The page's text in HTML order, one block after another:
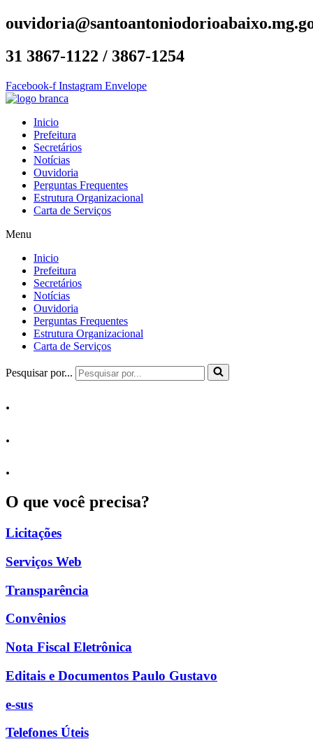
31 3867-1122 / 3867-1254
Facebook-f Instagram Envelope
Inicio
Prefeitura
Secretários
Notícias
Ouvidoria
Perguntas Frequentes
Estrutura Organizacional
Carta de Serviços
Menu
Inicio
Prefeitura
Secretários
Notícias
Ouvidoria
Perguntas Frequentes
Estrutura Organizacional
Carta de Serviços
Pesquisar por...
.
.
.
O que você precisa?
Licitações
Serviços Web
Transparência
Convênios
Nota Fiscal Eletrônica
Editais e Documentos Paulo Gustavo
e-sus
Telefones Úteis